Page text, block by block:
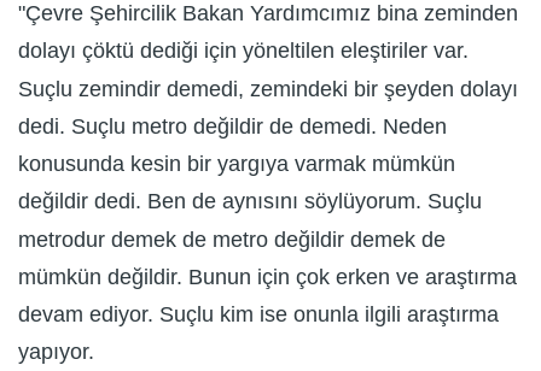
"Çevre Şehircilik Bakan Yardımcımız bina zeminden
dolayı çöktü dediği için yöneltilen eleştiriler var.
Suçlu zemindir demedi, zemindeki bir şeyden dolayı
dedi. Suçlu metro değildir de demedi. Neden
konusunda kesin bir yargıya varmak mümkün
değildir dedi. Ben de aynısını söylüyorum. Suçlu
metrodur demek de metro değildir demek de
mümkün değildir. Bunun için çok erken ve araştırma
devam ediyor. Suçlu kim ise onunla ilgili araştırma
yapıyor.